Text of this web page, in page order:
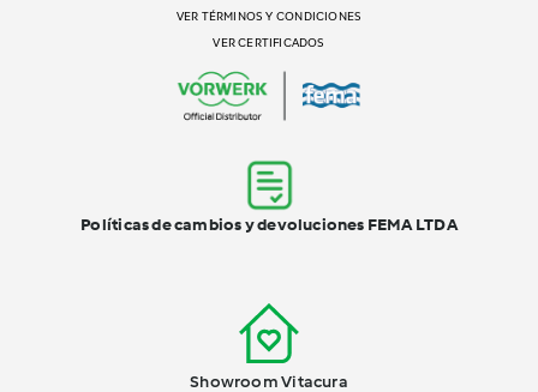
Showroom Vitacura
VER TÉRMINOS Y CONDICIONES
VER CERTIFICADOS
Políticas de cambios y devoluciones FEMA LTDA